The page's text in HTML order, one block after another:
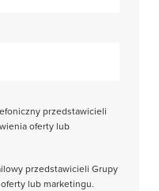
przedstawicieli
oferty lub
przedstawicieli Grupy
lub marketingu.